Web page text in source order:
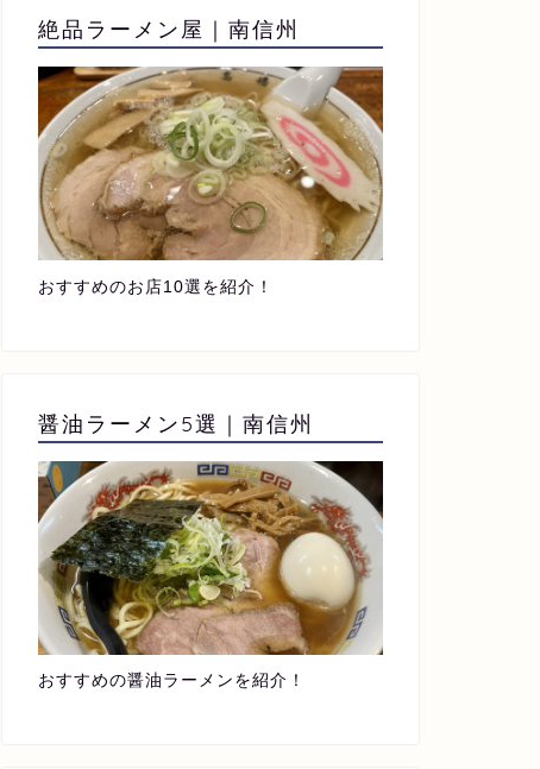
絶品ラーメン屋｜南信州
おすすめのお店10選を紹介！
醤油ラーメン5選｜南信州
おすすめの醤油ラーメンを紹介！